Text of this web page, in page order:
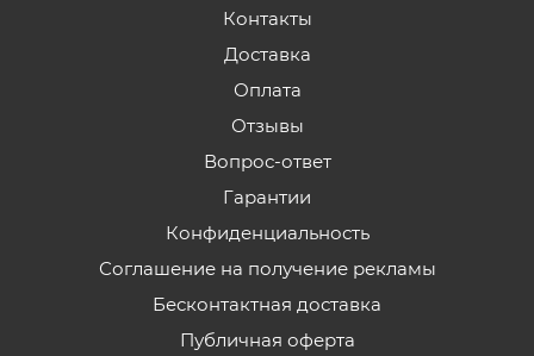
Контакты
Доставка
Оплата
Отзывы
Вопрос-ответ
Гарантии
Конфиденциальность
Соглашение на получение рекламы
Бесконтактная доставка
Публичная оферта